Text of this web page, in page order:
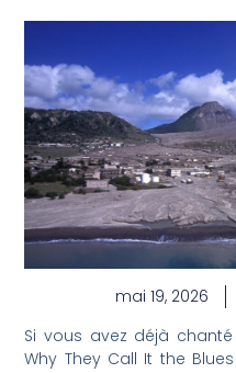
mai 19, 2026
Si vous avez déjà
Why They Call It the